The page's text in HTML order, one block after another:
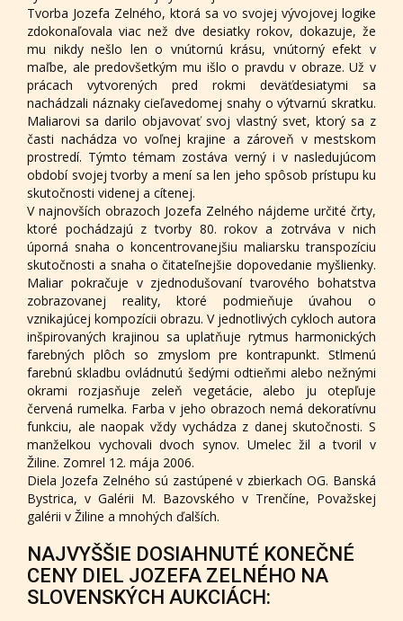
Tvorba Jozefa Zelného, ktorá sa vo svojej vývojovej logike
zdokonaľovala viac než dve desiatky rokov, dokazuje, že
mu nikdy nešlo len o vnútornú krásu, vnútorný efekt v
maľbe, ale predovšetkým mu išlo o pravdu v obraze. Už v
prácach vytvorených pred rokmi deväťdesiatymi sa
nachádzali náznaky cieľavedomej snahy o výtvarnú skratku.
Maliarovi sa darilo objavovať svoj vlastný svet, ktorý sa z
časti nachádza vo voľnej krajine a zároveň v mestskom
prostredí. Týmto témam zostáva verný i v nasledujúcom
období svojej tvorby a mení sa len jeho spôsob prístupu ku
skutočnosti videnej a cítenej.
V najnovších obrazoch Jozefa Zelného nájdeme určité črty,
ktoré pochádzajú z tvorby 80. rokov a zotrváva v nich
úporná snaha o koncentrovanejšiu maliarsku transpozíciu
skutočnosti a snaha o čitateľnejšie dopovedanie myšlienky.
Maliar pokračuje v zjednodušovaní tvarového bohatstva
zobrazovanej reality, ktoré podmieňuje úvahou o
vznikajúcej kompozícii obrazu. V jednotlivých cykloch autora
inšpirovaných krajinou sa uplatňuje rytmus harmonických
farebných plôch so zmyslom pre kontrapunkt. Stlmenú
farebnú skladbu ovládnutú šedými odtieňmi alebo nežnými
okrami rozjasňuje zeleň vegetácie, alebo ju otepľuje
červená rumelka. Farba v jeho obrazoch nemá dekoratívnu
funkciu, ale naopak vždy vychádza z danej skutočnosti. S
manželkou vychovali dvoch synov. Umelec žil a tvoril v
Žiline. Zomrel 12. mája 2006.
Diela Jozefa Zelného sú zastúpené v zbierkach OG. Banská
Bystrica, v Galérii M. Bazovského v Trenčíne, Považskej
galérii v Žiline a mnohých ďalších.
NAJVYŠŠIE DOSIAHNUTÉ KONEČNÉ
CENY DIEL JOZEFA ZELNÉHO NA
SLOVENSKÝCH AUKCIÁCH: